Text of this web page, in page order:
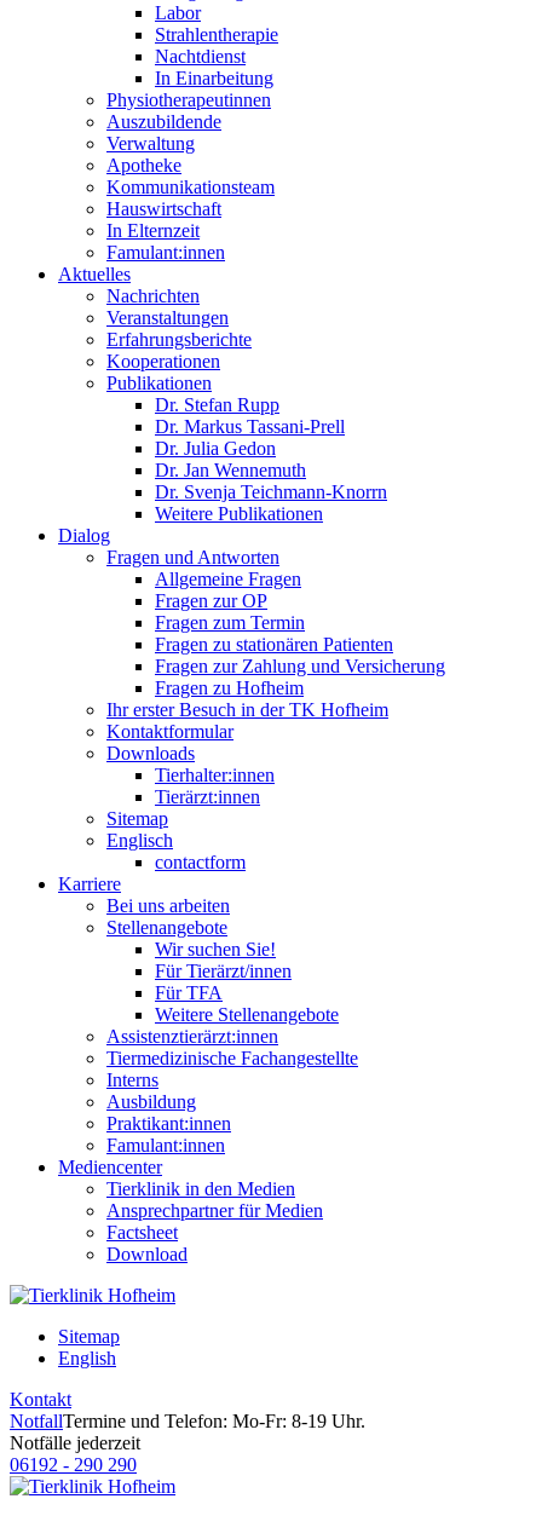
Labor
Strahlentherapie
Nachtdienst
In Einarbeitung
Physiotherapeutinnen
Auszubildende
Verwaltung
Apotheke
Kommunikationsteam
Hauswirtschaft
In Elternzeit
Famulant:innen
Aktuelles
Nachrichten
Veranstaltungen
Erfahrungsberichte
Kooperationen
Publikationen
Dr. Stefan Rupp
Dr. Markus Tassani-Prell
Dr. Julia Gedon
Dr. Jan Wennemuth
Dr. Svenja Teichmann-Knorrn
Weitere Publikationen
Dialog
Fragen und Antworten
Allgemeine Fragen
Fragen zur OP
Fragen zum Termin
Fragen zu stationären Patienten
Fragen zur Zahlung und Versicherung
Fragen zu Hofheim
Ihr erster Besuch in der TK Hofheim
Kontaktformular
Downloads
Tierhalter:innen
Tierärzt:innen
Sitemap
Englisch
contactform
Karriere
Bei uns arbeiten
Stellenangebote
Wir suchen Sie!
Für Tierärzt/innen
Für TFA
Weitere Stellenangebote
Assistenztierärzt:innen
Tiermedizinische Fachangestellte
Interns
Ausbildung
Praktikant:innen
Famulant:innen
Mediencenter
Tierklinik in den Medien
Ansprechpartner für Medien
Factsheet
Download
Sitemap
English
Kontakt
NotfallTermine und Telefon: Mo-Fr: 8-19 Uhr.
Notfälle jederzeit
06192 - 290 290